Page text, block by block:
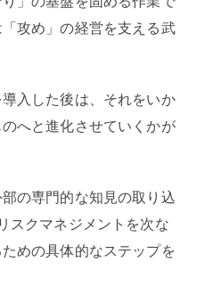
攻め」の経営を支える武
入した後は、それをいか
へと進化させていくかが
の専門的な知見の取り込
スクマネジメントを次な
めの具体的なステップを